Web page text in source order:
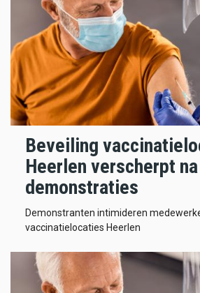
Beveiling
Heerlen verscherpt
demonstraties
Demonstranten intimideren
vaccinatielocaties Heerlen